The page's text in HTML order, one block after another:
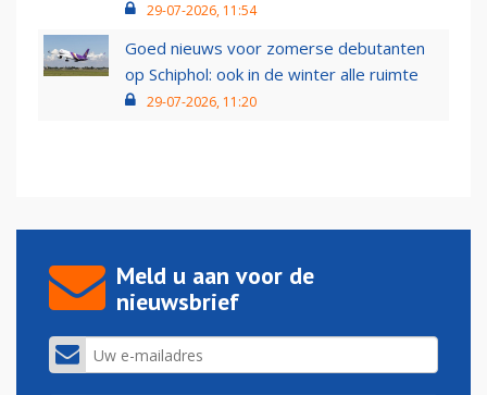
29-07-2026, 11:54
Goed nieuws voor zomerse debutanten
op Schiphol: ook in de winter alle ruimte
29-07-2026, 11:20
Meld u aan voor de
nieuwsbrief